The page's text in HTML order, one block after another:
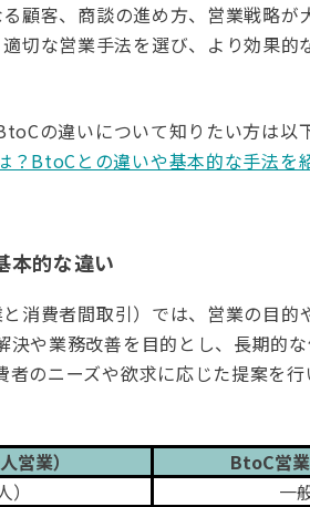
客、商談の進め方、営業戦略が
切な営業手法を選び、より効果
の違いについて知りたい方は以
？BtoCとの違いや基本的な手法を
的な違い
消費者間取引）では、営業の目的
や業務改善を目的とし、長期的
のニーズや欲求に応じた提案を
営業）
BtoC営業
一